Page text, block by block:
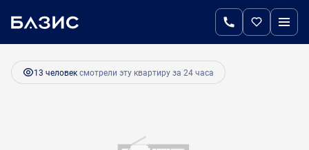
Студия20.1 м Цена по запросу
13 человексмотрели эту квартиру за 24 часа